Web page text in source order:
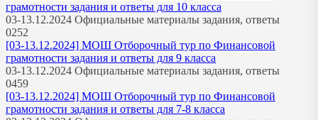
грамотности задания и ответы для 10 класса
03-13.12.2024 Официальные материалы задания, ответы
0252
[03-13.12.2024] МОШ Отборочный тур по Финансовой
грамотности задания и ответы для 9 класса
03-13.12.2024 Официальные материалы задания, ответы
0459
[03-13.12.2024] МОШ Отборочный тур по Финансовой
грамотности задания и ответы для 7-8 класса